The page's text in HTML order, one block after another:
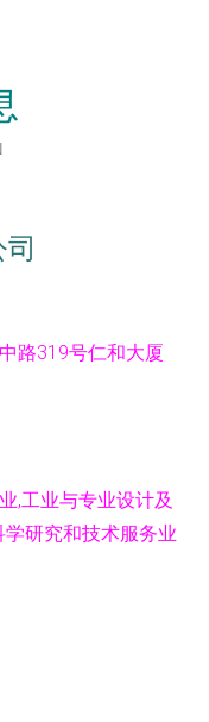
路319号仁和大厦
,工业与专业设计及
研究和技术服务业